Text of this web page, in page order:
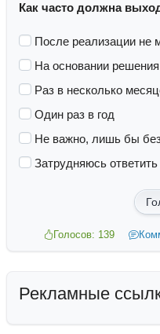
Как часто должна
После реализации не
На основании
Раз в несколько
Один раз в год
Не важно, лишь бы
Затрудняюсь ответить
Голосов: 139
Рекламные